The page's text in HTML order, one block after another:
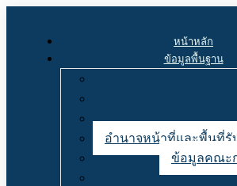
หน้าหลัก
ข้อมูลพื้นฐาน
อำนาจหน้าที่และพื้นที่รั
ข้อมูลคณะก